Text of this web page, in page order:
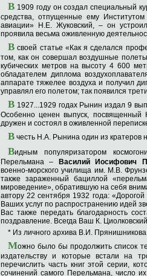
В 1909 году он создал специальный
средства, отпущенные ему
авиации» Н.Е. Жуковский, – он
проявила весьма оживленную
В своей статье «Как я сделался
том, как он совершал воздушные
кубических метров на высоту 4 600
обладателем диплома
аппарате тяжелее воздуха и получил
управлял его полетом; так появился
В 1927...1929 годах Рынин издал 9
Особенно ценен выпуск, посвященный
дружен и состоял в оживленной
В честь Н.А. Рынина один из кратеров
Видным популяризатором
Перельмана –
Василий Иосифович
военно-морского училища им. М.В.
также зараженный бациллой
мироведение», обратившую на себя
автору 22 сентября 1932 года:
Ваших услуг по распространению идей
Вас также передать благодарность
поздравление. Всегда Ваш К.
* Из личного архива В.И.
Можно было бы продолжить список
издательству и которые встали на
перечислить часть книг этой серии,
сочинений самого Перельмана, число